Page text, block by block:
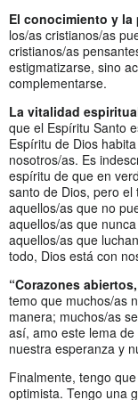
El conocimiento y la
los/as cristianos/as
cristianos/as
estigmatizarse, sino
complementarse.
La vitalidad
que el Espíritu Santo
Espíritu de Dios
nosotros/as. Es
espíritu de que en
santo de Dios, pero
aquellos/as que no
aquellos/as que
aquellos/as que
todo, Dios está con
“Corazones
temo que muchos/as
manera; muchos/as
así, amo este lema
nuestra esperanza y
Finalmente, tengo
optimista. Tengo una